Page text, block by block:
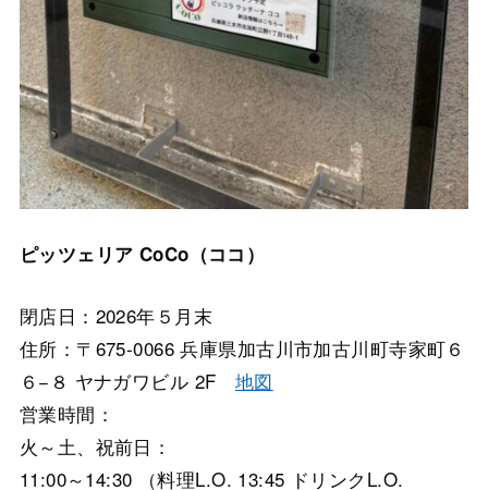
ピッツェリア CoCo（ココ）
閉店日：2026年５月末
住所：〒675-0066 兵庫県加古川市加古川町寺家町６
６−８ ヤナガワビル 2F 地図
営業時間：
火～土、祝前日：
11:00～14:30 （料理L.O. 13:45 ドリンクL.O.